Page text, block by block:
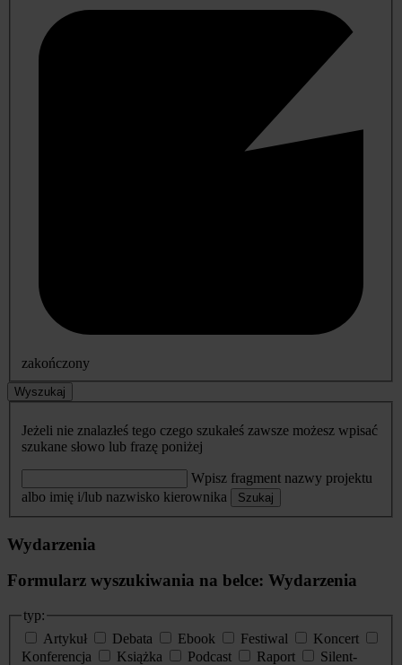
zakończony
Wyszukaj
Jeżeli nie znalazłeś tego czego szukałeś zawsze możesz wpisać
szukane słowo lub frazę poniżej
Wpisz fragment nazwy projektu
albo imię i/lub nazwisko kierownika
Szukaj
Wydarzenia
Formularz wyszukiwania na belce: Wydarzenia
typ:
Artykuł
Debata Ebook Festiwal
Koncert
Konferencja
Książka Podcast Raport
Silent-